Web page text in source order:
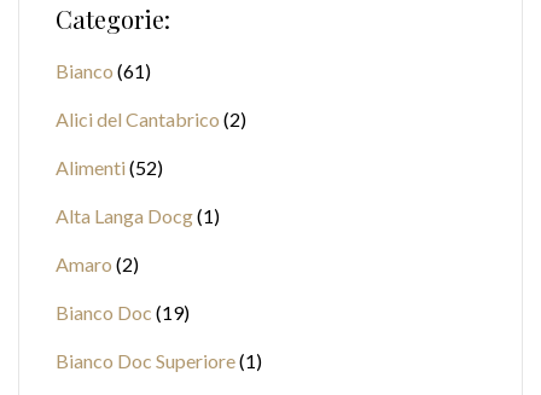
Categorie:
Bianco 61
Alici del Cantabrico 2
Alimenti 52
Alta Langa Docg 1
Amaro 2
Bianco Doc 19
Bianco Doc Superiore 1